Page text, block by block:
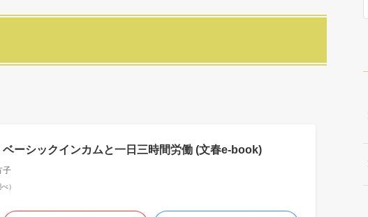
ーシックインカムと一日三時間労働 (文春e-book)
子
）